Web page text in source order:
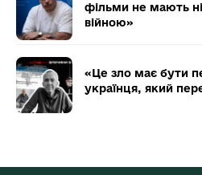
фільми не мають
війною»
«Це зло має бути
українця, який